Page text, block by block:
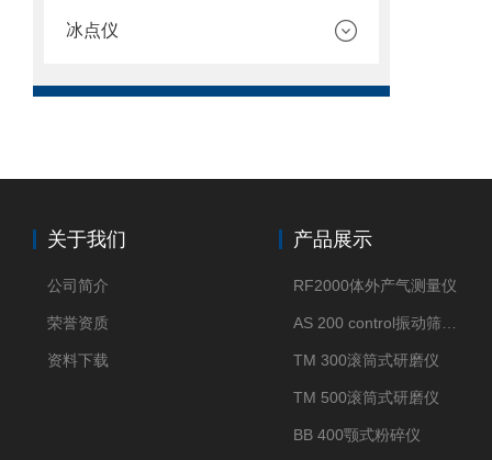
冰点仪
关于我们
公司简介
荣誉资质
资料下载
产品展示
RF2000体外产气测量仪
TM 300滚筒式研磨仪
TM 500滚筒式研磨仪
BB 400颚式粉碎仪